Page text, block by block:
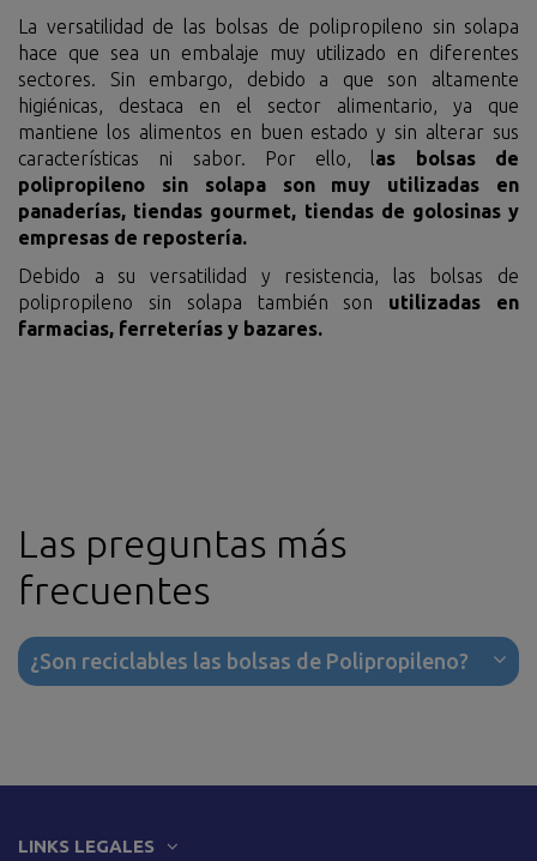
La versatilidad de las bolsas de polipropileno sin solapa
hace que sea un embalaje muy utilizado en diferentes
sectores. Sin embargo, debido a que son altamente
higiénicas, destaca en el sector alimentario, ya que
mantiene los alimentos en buen estado y sin alterar sus
características ni sabor. Por ello, l as bolsas de
polipropileno sin solapa son muy utilizadas en
panaderías, tiendas gourmet, tiendas de golosinas y
empresas de repostería.
Debido a su versatilidad y resistencia, las bolsas de
polipropileno sin solapa también son utilizadas en
farmacias, ferreterías y bazares.
Las preguntas más
frecuentes
¿Son reciclables las bolsas de Polipropileno?
LINKS LEGALES